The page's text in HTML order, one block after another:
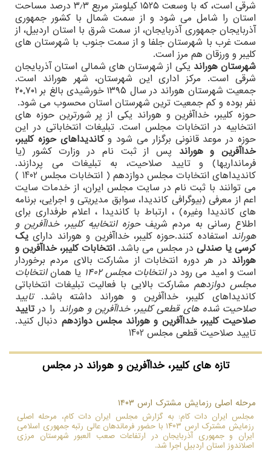
شرقی است، که با وسعت ۱۵۲۵ کیلومتر مربع ۳٫۳ درصد مساحت
استان را شامل می شود و از سمت شمال با کشور جمهوری
آذربایجان جمهوری آذربایجان، از سمت شرق با استان اردبیل، از
سمت غرب با شهرستان جلفا و از سمت جنوب با شهرستان های
کلیبر و ورزقان هم مرز است.
شهرستان هوراند یکی از شهرستان های شمالی استان آذربایجان
شرقی است. مرکز اداری این شهرستان، شهر هوراند است.
جمعیت شهرستان هوراند در سال ۱۳۹۵ خورشیدی بالغ بر ۲۰٬۷۰۱
نفر بوده و کم جمعیت ترین شهرستان استان محسوب می شود.
حوزه کلیبر، خداآفرین و هوراند یکی از پر شورترین حوزه های
انتخابیه در انتخابات مجلس است. تبلیغات انتخاباتی در این
حوزه در موعد قانونی برگزار می شود وکاندیداهای حوزه کلیبر،
خداآفرین و هوراند پس از ثبت نام در وزارت کشور (یا
فرمانداریها) و تایید صلاحیت، به تبلیغات می پردازند.
کاندیداهای انتخابات مجلس دوازدهم ( انتخابات مجلس 1402 )
می توانند با ثبت نام در سایت مجلس ایران، از خدمات سایت
اعم از معرفی (بیوگرافی کاندیدا، سوابق مدیریتی و اجرایی، برنامه
های کاندیدا وغیره) ، ارتباط با کاندیدا ، اعلام طرفداری برای
اطلاع رسانی به مردم شریفحوزه انتخابیه کلیبر، خداآفرین و
هوراند استفاده کنند.حوزه کلیبر، خداآفرین و هوراند دارای یک
کرسی یا صندلی در مجلس می باشد. انتخابات کلیبر، خداآفرین و
هوراند در هر دوره انتخابات از مشارکت بالای مردم برخوردار
است و امید می رود درانتخابات مجلس 1402 یا همانانتخابات
مجلس دوازدهم مشارکت بالایی با فعالیت تبلیغات انتخاباتی
کاندیداهای کلیبر، خداآفرین و هوراند داشته باشد.تایید
صلاحیت شده های قطعی کلیبر، خداآفرین و هوراند را در تایید
صلاحیت کلیبر، خداآفرین و هوراند مجلس دوازدهم دنبال کنید.
تایید صلاحیت قطعی مجلس 1402
تازه های کلیبر، خداآفرین و هوراند در مجلس
مرحله اصلی رزمایش مشترک ارس ۱۴۰۳
مجلس ایران دات کام: به گزارش مجلس ایران دات کام، مرحله اصلی
رزمایش مشترک ارس ۱۴۰۳ با حضور فرماندهان عالی رتبه جمهوری اسلامی
ایران و جمهوری آذربایجان در ارتفاعات صعب العبور شهرستان مرزی
اصلاندوز استان اردبیل اجرا شد.